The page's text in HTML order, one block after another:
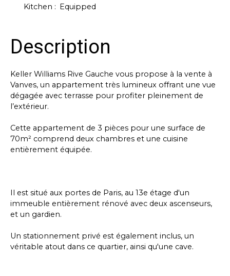
Kitchen : Equipped
Description
Keller Williams Rive Gauche vous propose à la vente à
Vanves, un appartement très lumineux offrant une vue
dégagée avec terrasse pour profiter pleinement de
l’extérieur.
Cette appartement de 3 pièces pour une surface de
70m² comprend deux chambres et une cuisine
entièrement équipée.
Il est situé aux portes de Paris, au 13e étage d'un
immeuble entièrement rénové avec deux ascenseurs,
et un gardien.
Un stationnement privé est également inclus, un
véritable atout dans ce quartier, ainsi qu'une cave.